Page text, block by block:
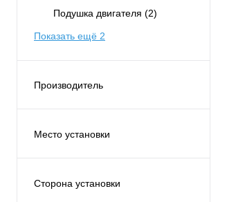
Подушка двигателя (2)
Показать ещё 2
Производитель
Место установки
Сторона установки